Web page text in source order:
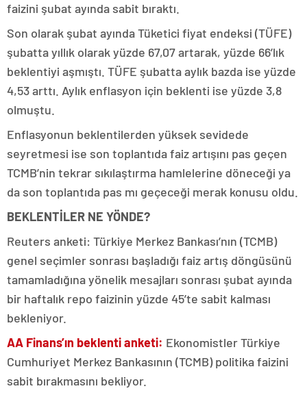
faizini şubat ayında sabit bıraktı.
Son olarak şubat ayında Tüketici fiyat endeksi (TÜFE)
şubatta yıllık olarak yüzde 67,07 artarak, yüzde 66’lık
beklentiyi aşmıştı. TÜFE şubatta aylık bazda ise yüzde
4,53 arttı. Aylık enflasyon için beklenti ise yüzde 3,8
olmuştu.
Enflasyonun beklentilerden yüksek sevidede
seyretmesi ise son toplantıda faiz artışını pas geçen
TCMB’nin tekrar sıkılaştırma hamlelerine döneceği ya
da son toplantıda pas mı geçeceği merak konusu oldu.
BEKLENTİLER NE YÖNDE?
Reuters anketi: Türkiye Merkez Bankası’nın (TCMB)
genel seçimler sonrası başladığı faiz artış döngüsünü
tamamladığına yönelik mesajları sonrası şubat ayında
bir haftalık repo faizinin yüzde 45’te sabit kalması
bekleniyor.
AA Finans’ın beklenti anketi: Ekonomistler Türkiye
Cumhuriyet Merkez Bankasının (TCMB) politika faizini
sabit bırakmasını bekliyor.